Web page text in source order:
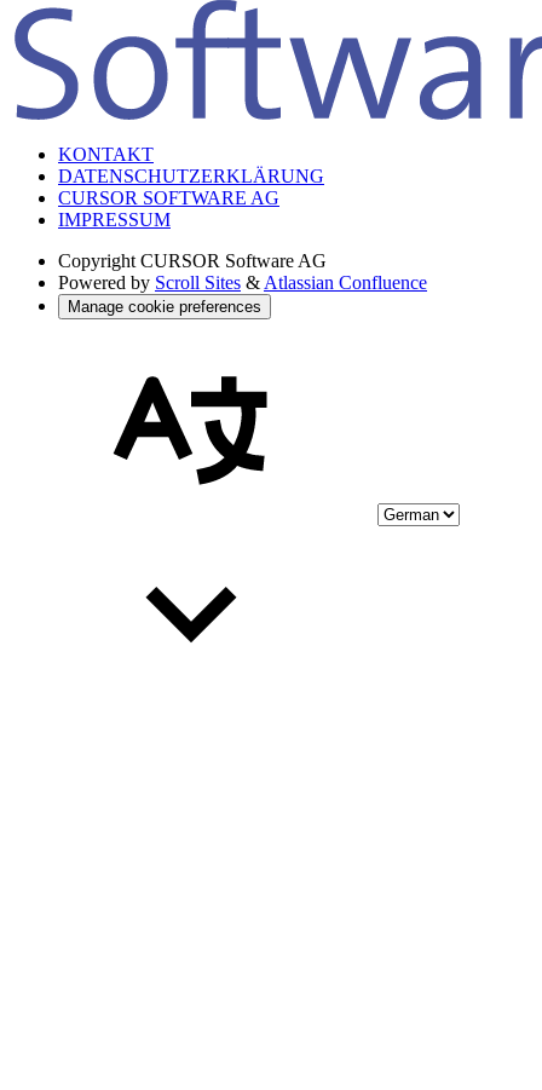
KONTAKT
DATENSCHUTZERKLÄRUNG
CURSOR SOFTWARE AG
IMPRESSUM
Copyright CURSOR Software AG
Powered by Scroll Sites & Atlassian Confluence
Manage cookie preferences